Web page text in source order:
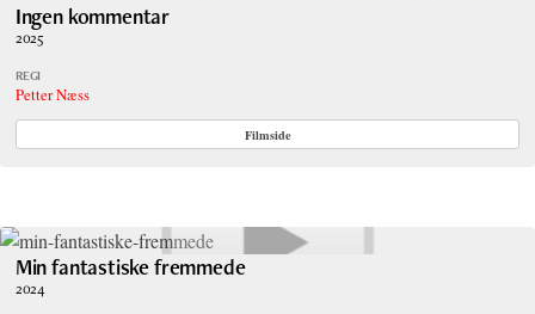
Ingen kommentar
2025
REGI
Petter Næss
Filmside
Min fantastiske fremmede
2024